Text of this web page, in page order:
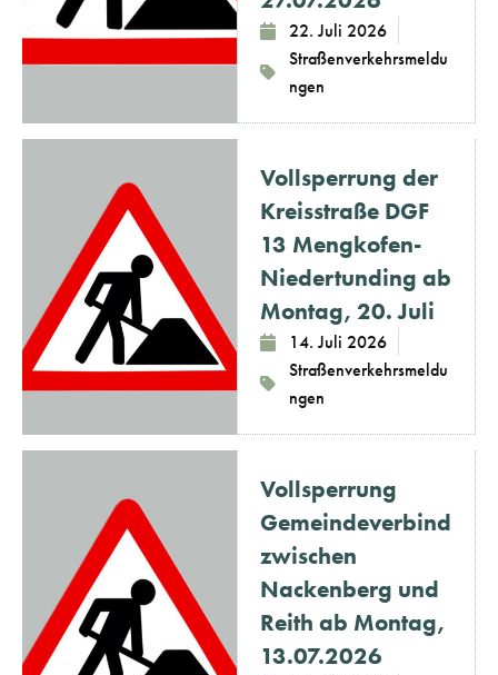
22. Juli 2026
Straßenverkehrsmeldu
ngen
Vollsperrung der
Kreisstraße DGF
13 Mengkofen-
Niedertunding ab
Montag, 20. Juli
14. Juli 2026
Straßenverkehrsmeldu
ngen
Vollsperrung
zwischen
Nackenberg und
Reith ab Montag,
13.07.2026